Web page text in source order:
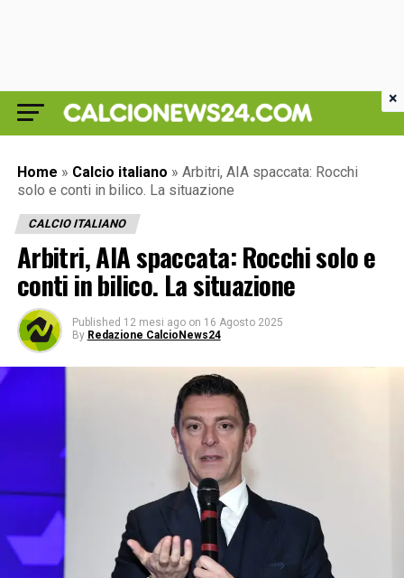
Home » Calcio italiano » Arbitri, AIA spaccata: Rocchi
solo e conti in bilico. La situazione
CALCIO ITALIANO
Arbitri, AIA spaccata: Rocchi solo e
conti in bilico. La situazione
Published 12 mesi ago on 16 Agosto 2025
By Redazione CalcioNews24
×